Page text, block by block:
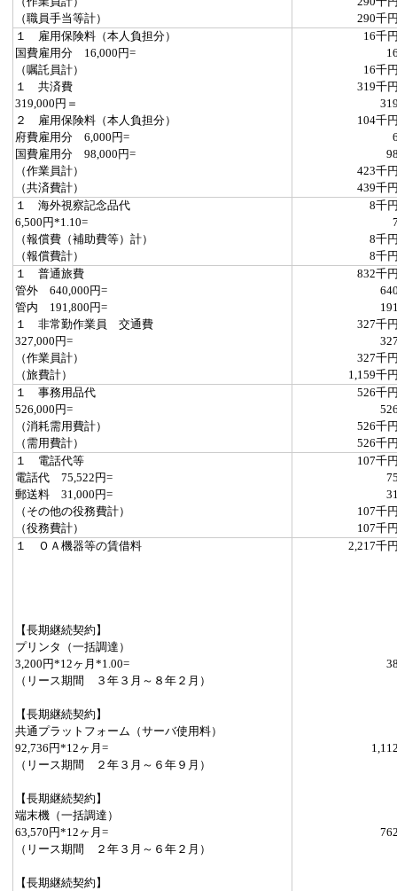
（職員手当等計）
290千
１ 雇用保険料（本人負担分）
16千
国費雇用分 16,000円=
（嘱託員計）
16千
１ 共済費
319千
319,000円＝
２ 雇用保険料（本人負担分）
104千
府費雇用分 6,000円=
国費雇用分 98,000円=
（作業員計）
423千
（共済費計）
439千
１ 海外視察記念品代
8千
6,500円*1.10=
（報償費（補助費等）計）
8千
（報償費計）
8千
１ 普通旅費
832千
管外 640,000円=
管内 191,800円=
１ 非常勤作業員 交通費
327千
327,000円=
（作業員計）
327千
（旅費計）
1,159千
１ 事務用品代
526千
526,000円=
（消耗需用費計）
526千
（需用費計）
526千
１ 電話代等
107千
電話代 75,522円=
郵送料 31,000円=
（その他の役務費計）
107千
（役務費計）
107千
１ ＯＡ機器等の賃借料
2,217千
【長期継続契約】
プリンタ（一括調達）
3,200円*12ヶ月*1.00=
（リース期間 ３年３月～８年２月）
【長期継続契約】
共通プラットフォーム（サーバ使用料）
92,736円*12ヶ月=
（リース期間 ２年３月～６年９月）
【長期継続契約】
端末機（一括調達）
63,570円*12ヶ月=
（リース期間 ２年３月～６年２月）
【長期継続契約】